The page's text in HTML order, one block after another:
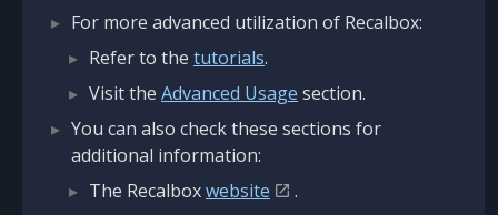
For more advanced utilization of Recalbox:
Refer to the tutorials.
Visit the Advanced Usage section.
You can also check these sections for
additional information:
The Recalboxwebsite
.